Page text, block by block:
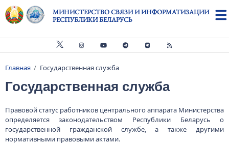
Перейти к основному содержанию
МИНИСТЕРСТВО СВЯЗИ И ИНФОРМАТИЗАЦИИ
РЕСПУБЛИКИ БЕЛАРУСЬ
Строка навигации
Главная Государственная служба
Государственная служба
Правовой статус работников центрального аппарата Министерства
определяется законодательством Республики Беларусь о
государственной гражданской службе, а также другими
нормативными правовыми актами.